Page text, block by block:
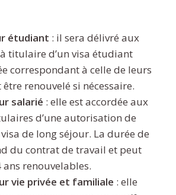
étudiant : il sera délivré aux
titulaire d’un visa étudiant
correspondant à celle de leurs
renouvelé si nécessaire.
salarié : elle est accordée aux
d’une autorisation de
de long séjour. La durée de
du contrat de travail et peut
ans renouvelables.
vie privée et familiale : elle